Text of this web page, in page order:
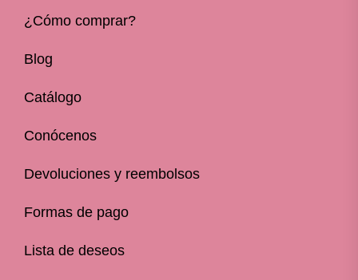
¿Cómo comprar?
Blog
Catálogo
Conócenos
Devoluciones y reembolsos
Formas de pago
Lista de deseos